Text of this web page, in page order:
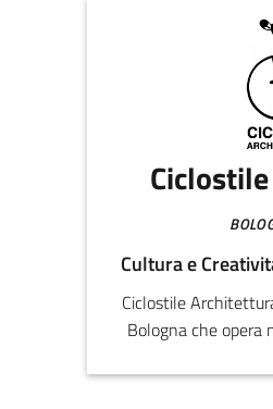
Cultura e
Ciclostile
Bologna che opera
a progettazione